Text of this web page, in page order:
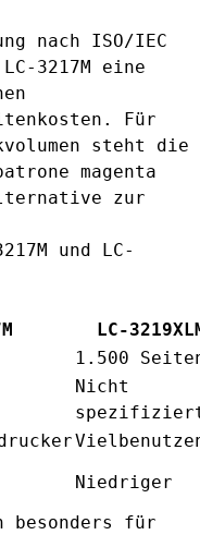
nach ISO/IEC
3217M eine
Für
steht die
magenta
zur
und LC-
LC-
1.500
Nicht
Niedriger
besonders für